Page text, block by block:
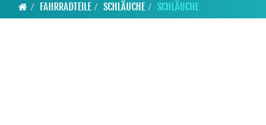
FAHRRADTEILE
SCHLÄUCHE SCHLÄUCHE